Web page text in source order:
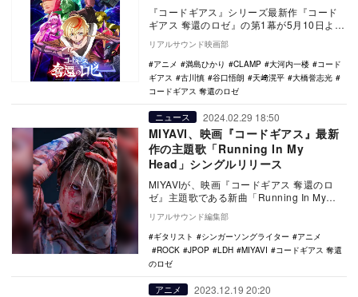
『コードギアス』シリーズ最新作『コード
ギアス 奪還のロゼ』の第1幕が5月10日より
上映開始されることが決定し、エンディン
グ主題歌…
リアルサウンド映画部
アニメ
満島ひかり CLAMP 大河内一楼
コード
ギアス
古川慎 谷口悟朗 天﨑滉平
大橋誉志光
コードギアス 奪還のロゼ
ニュース 2024.02.29 18:50
MIYAVI、映画『コードギアス』最新
作の主題歌「Running In My
Head」シングルリリース
MIYAVIが、映画『コードギアス 奪還のロ
ゼ』主題歌である新曲「Running In My
Head」を5月8日にシングルリリ…
リアルサウンド編集部
ギタリスト
シンガーソングライター
アニメ
ROCK
JPOP LDH MIYAVI
コードギアス 奪還
のロゼ
アニメ 2023.12.19 20:20